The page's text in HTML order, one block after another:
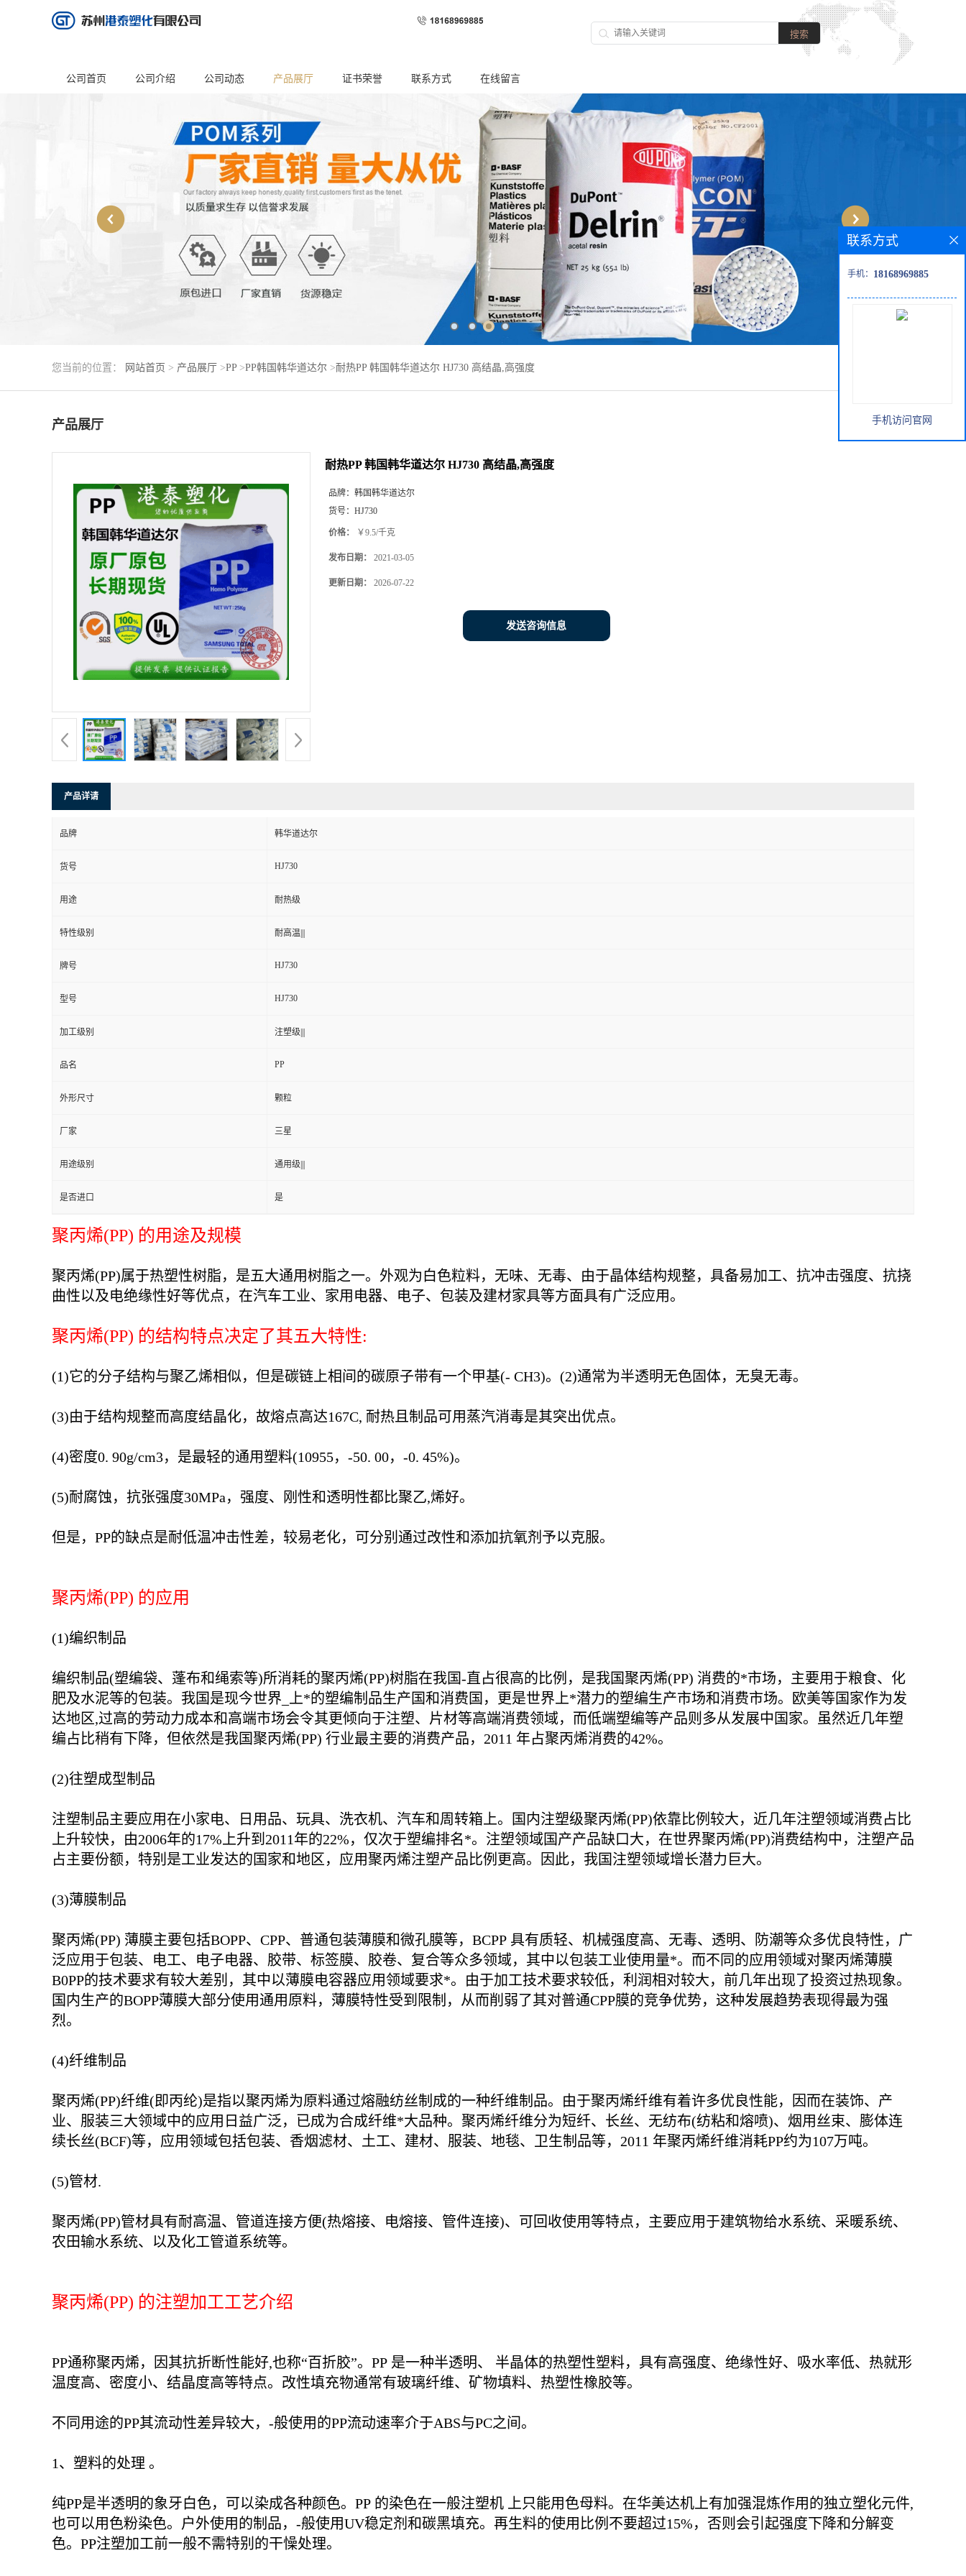
公司首页 公司介绍 公司动态 产品展厅 证书荣誉 联系方式 在线留言
您当前的位置： 网站首页 > 产品展厅 >PP >PP韩国韩华道达尔 >耐热PP 韩国韩华道达尔 HJ730 高结晶,高强度
产品展厅
耐热PP 韩国韩华道达尔 HJ730 高结晶,高强度
品牌： 韩国韩华道达尔
货号： HJ730
价格： ￥9.5/千克
发布日期： 2021-03-05
更新日期： 2026-07-22
发送咨询信息
产品详请
品牌 韩华道达尔
货号 HJ730
用途 耐热级
特性级别 耐高温|||
牌号 HJ730
型号 HJ730
加工级别 注塑级|||
品名 PP
外形尺寸 颗粒
厂家 三星
用途级别 通用级|||
是否进口 是
聚丙烯(PP) 的用途及规模
聚丙烯(PP)属于热塑性树脂，是五大通用树脂之一。外观为白色粒料，无味、无毒、由于晶体结构规整，具备易加工、抗冲击强度、抗挠
曲性以及电绝缘性好等优点，在汽车工业、家用电器、电子、包装及建材家具等方面具有广泛应用。
聚丙烯(PP) 的结构特点决定了其五大特性:
(1)它的分子结构与聚乙烯相似，但是碳链上相间的碳原子带有一个甲基(- CH3)。(2)通常为半透明无色固体，无臭无毒。
(3)由于结构规整而高度结晶化，故熔点高达167C, 耐热且制品可用蒸汽消毒是其突出优点。
(4)密度0. 90g/cm3，是最轻的通用塑料(10955，-50. 00，-0. 45%)。
(5)耐腐蚀，抗张强度30MPa，强度、刚性和透明性都比聚乙,烯好。
但是，PP的缺点是耐低温冲击性差，较易老化，可分别通过改性和添加抗氧剂予以克服。
聚丙烯(PP) 的应用
(1)编织制品
编织制品(塑编袋、蓬布和绳索等)所消耗的聚丙烯(PP)树脂在我国-直占很高的比例，是我国聚丙烯(PP) 消费的*市场，主要用于粮食、化
肥及水泥等的包装。我国是现今世界_上*的塑编制品生产国和消费国，更是世界上*潜力的塑编生产市场和消费市场。欧美等国家作为发
达地区,过高的劳动力成本和高端市场会令其更倾向于注塑、片材等高端消费领域，而低端塑编等产品则多从发展中国家。虽然近几年塑
编占比稍有下降，但依然是我国聚丙烯(PP) 行业最主要的消费产品，2011 年占聚丙烯消费的42%。
(2)往塑成型制品
注塑制品主要应用在小家电、日用品、玩具、洗衣机、汽车和周转箱上。国内注塑级聚丙烯(PP)依靠比例较大，近几年注塑领域消费占比
上升较快，由2006年的17%上升到2011年的22%，仅次于塑编排名*。注塑领域国产产品缺口大，在世界聚丙烯(PP)消费结构中，注塑产品
占主要份额，特别是工业发达的国家和地区，应用聚丙烯注塑产品比例更高。因此，我国注塑领域增长潜力巨大。
(3)薄膜制品
聚丙烯(PP) 薄膜主要包括BOPP、CPP、普通包装薄膜和微孔膜等，BCPP 具有质轻、机械强度高、无毒、透明、防潮等众多优良特性，广
泛应用于包装、电工、电子电器、胶带、标签膜、胶卷、复合等众多领域，其中以包装工业使用量*。而不同的应用领域对聚丙烯薄膜
B0PP的技术要求有较大差别，其中以薄膜电容器应用领域要求*。由于加工技术要求较低，利润相对较大，前几年出现了投资过热现象。
国内生产的BOPP薄膜大部分使用通用原料，薄膜特性受到限制，从而削弱了其对普通CPP膜的竞争优势，这种发展趋势表现得最为强
烈。
(4)纤维制品
聚丙烯(PP)纤维(即丙纶)是指以聚丙烯为原料通过熔融纺丝制成的一种纤维制品。由于聚丙烯纤维有着许多优良性能，因而在装饰、产
业、服装三大领域中的应用日益广泛，已成为合成纤维*大品种。聚丙烯纤维分为短纤、长丝、无纺布(纺粘和熔喷)、烟用丝束、膨体连
续长丝(BCF)等，应用领域包括包装、香烟滤材、土工、建材、服装、地毯、卫生制品等，2011 年聚丙烯纤维消耗PP约为107万吨。
(5)管材.
聚丙烯(PP)管材具有耐高温、管道连接方便(热熔接、电熔接、管件连接)、可回收使用等特点，主要应用于建筑物给水系统、采暖系统、
农田输水系统、以及化工管道系统等。
聚丙烯(PP) 的注塑加工工艺介绍
PP通称聚丙烯，因其抗折断性能好,也称“百折胶”。PP 是一种半透明、 半晶体的热塑性塑料，具有高强度、绝缘性好、吸水率低、热就形
温度高、密度小、结晶度高等特点。改性填充物通常有玻璃纤维、矿物填料、热塑性橡胶等。
不同用途的PP其流动性差异较大，-般使用的PP流动速率介于ABS与PC之间。
1、塑料的处理 。
纯PP是半透明的象牙白色，可以染成各种颜色。PP 的染色在一般注塑机 上只能用色母料。在华美达机上有加强混炼作用的独立塑化元件,
也可以用色粉染色。户外使用的制品，-般使用UV稳定剂和碳黑填充。再生料的使用比例不要超过15%，否则会引起强度下降和分解变
色。PP注塑加工前一般不需特别的干懆处理。
联系方式
手机： 18168969885
手机访问官网